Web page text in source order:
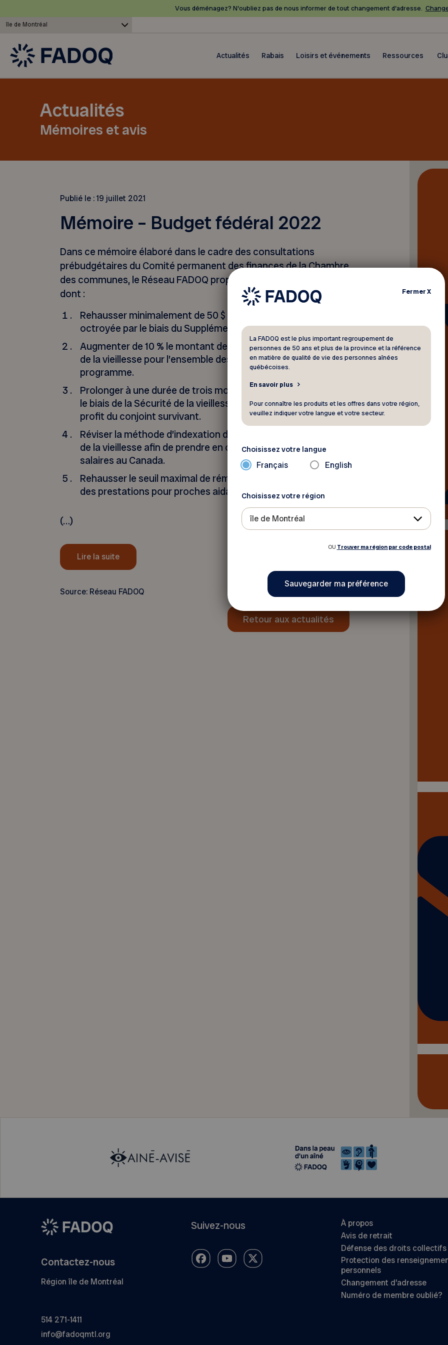
Vous déménagez? N’oubliez pas de nous informer de tout changement d’adresse.
île de Montréal
Actualités Rabais Loisirs et événements Ressources
Actualités
Mémoires et avis
Publié le :19 juillet 2021
Mémoire – Budget fédéral 2022
Dans ce mémoire élaboré dans le cadre des consultations
prébudgétaires du Comité permanent des finances de la Chambre
des communes, le Réseau FADOQ propose 11 recommandations
dont :
Rehausser minimalement de 50 $ par mois par aîné la somme
octroyée par le biais du Supplément de revenu garanti.
Augmenter de 10 % le montant des prestations de la Sécurité
de la vieillesse pour l’ensemble des aînés admissibles à ce
programme.
Prolonger à une durée de trois mois les sommes versées par
le biais de la Sécurité de la vieillesse à un individu décédé au
profit du conjoint survivant.
Réviser la méthode d’indexation du programme de la Sécurité
de la vieillesse afin de prendre en compte la croissance des
salaires au Canada.
Rehausser le seuil maximal de rémunération hebdomadaire
des prestations pour proches aidants.
(…)
Lire la suite
Source: Réseau FADOQ
Retour aux actualités
Contactez-nous
Région île de Montréal
514 271-1411
info@fadoqmtl.org
Suivez-nous
À propos
Avis de retrait
Défense des droits collectifs
Protection des
personnels
Changement d’adresse
Numéro de membre oublié?
FermerX
La FADOQ est le plus important regroupement de
personnes de 50 ans et plus de la province et la référence
en matière de qualité de vie des personnes aînées
québécoises.
En savoir plus
Pour connaître les produits et les offres dans votre région,
veuillez indiquer votre langue et votre secteur.
Choisissez votre langue
Français English
Choisissez votre région
île de Montréal
OU Trouver ma région par code postal